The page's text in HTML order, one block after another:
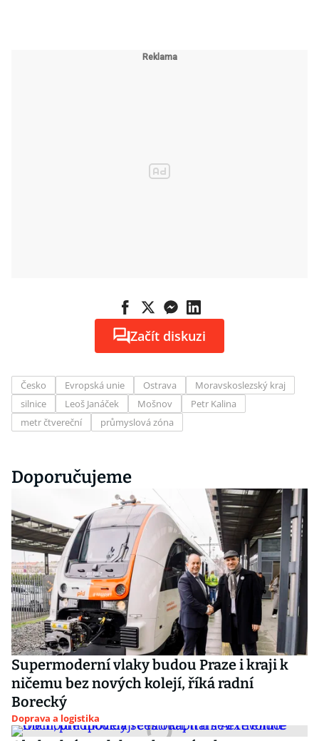
Začít diskuzi
Česko Evropská unie Ostrava
Moravskoslezský kraj
silnice
Leoš Janáček Mošnov
Petr Kalina
metr čtvereční
průmyslová zóna
Doporučujeme
Supermoderní vlaky budou Praze i kraji k
ničemu bez nových kolejí, říká radní
Borecký
Doprava a logistika